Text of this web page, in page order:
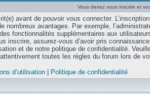
Vous devez vous inscrire et
avant de pouvoir vous connecter.
nombreux avantages. Par exemple,
fonctionnalités supplémentaires aux
inscrire, assurez-vous d’avoir pris
et de notre politique de confidentialité.
toutes les règles du forum lors de
d’utilisation
Politique de confidentialité